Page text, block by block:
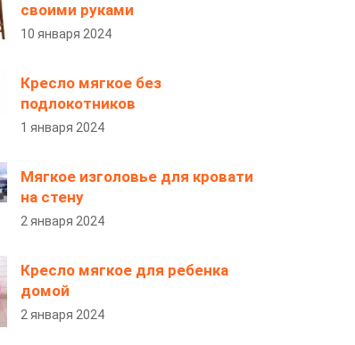
своими руками
10 января 2024
Кресло мягкое без
подлокотников
1 января 2024
Мягкое изголовье для кровати
на стену
2 января 2024
Кресло мягкое для ребенка
домой
2 января 2024